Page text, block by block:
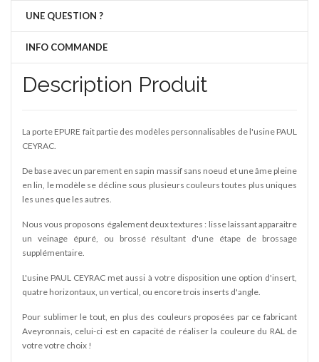
UNE QUESTION ?
INFO COMMANDE
Description Produit
La porte EPURE fait partie des modèles personnalisables de l'usine PAUL
CEYRAC.
De base avec un parement en sapin massif sans noeud et une âme pleine
en lin, le modèle se décline sous plusieurs couleurs toutes plus uniques
les unes que les autres.
Nous vous proposons également deux textures : lisse laissant apparaitre
un veinage épuré, ou brossé résultant d'une étape de brossage
supplémentaire.
L'usine PAUL CEYRAC met aussi à votre disposition une option d'insert,
quatre horizontaux, un vertical, ou encore trois inserts d'angle.
Pour sublimer le tout, en plus des couleurs proposées par ce fabricant
Aveyronnais, celui-ci est en capacité de réaliser la couleure du RAL de
votre votre choix !